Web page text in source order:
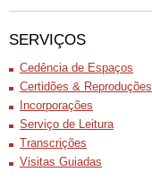
SERVIÇOS
Cedência de Espaços
Certidões & Reproduções
Incorporações
Serviço de Leitura
Transcrições
Visitas Guiadas